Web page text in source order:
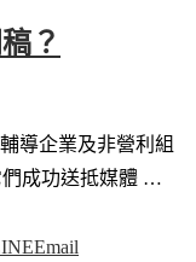
？
導企業及非營利組
們成功送抵媒體 …
Email